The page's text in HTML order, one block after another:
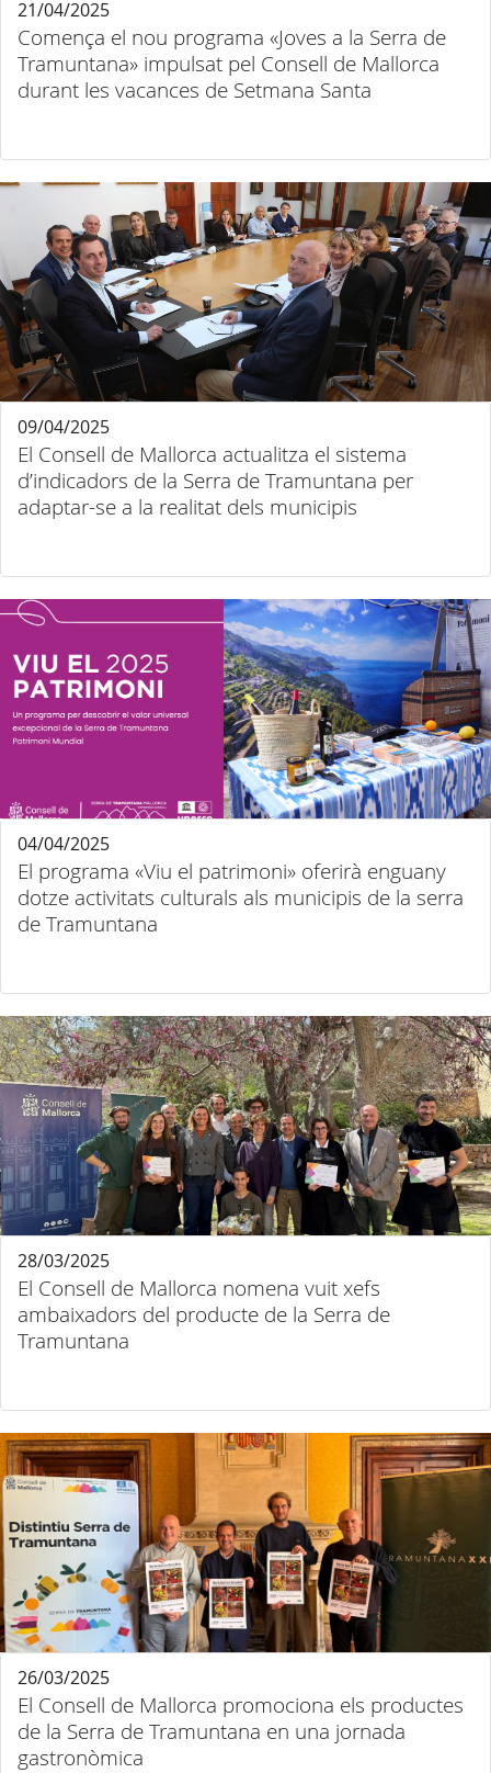
Comença el nou programa «Joves a la Serra de
Tramuntana» impulsat pel Consell de Mallorca
durant les vacances de Setmana Santa
21/04/2025
El Consell de Mallorca actualitza el sistema
d’indicadors de la Serra de Tramuntana per
adaptar-se a la realitat dels municipis
09/04/2025
El programa «Viu el patrimoni» oferirà enguany
dotze activitats culturals als municipis de la serra
de Tramuntana
04/04/2025
El Consell de Mallorca nomena vuit xefs
ambaixadors del producte de la Serra de
Tramuntana
28/03/2025
El Consell de Mallorca promociona els productes
de la Serra de Tramuntana en una jornada
gastronòmica
26/03/2025